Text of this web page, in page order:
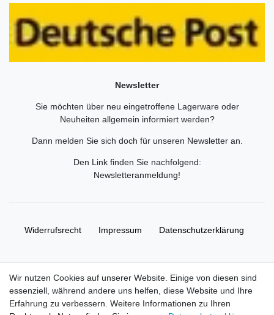
Newsletter
Sie möchten über neu eingetroffene Lagerware oder
Neuheiten allgemein informiert werden?
Dann melden Sie sich doch für unseren Newsletter an.
Den Link finden Sie nachfolgend:
Newsletteranmeldung!
Widerrufs­recht Impressum Daten­schutz­erklärung
© Copyright 2026 | Alle Rechte vorbehalten. HL-
Wir nutzen Cookies auf unserer Website. Einige von diesen sind
essenziell, während andere uns helfen, diese Website und Ihre
Erfahrung zu verbessern. Weitere Informationen zu Ihren